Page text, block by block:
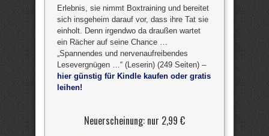
Erlebnis, sie nimmt Boxtraining und bereitet
sich insgeheim darauf vor, dass ihre Tat sie
einholt. Denn irgendwo da draußen wartet
ein Rächer auf seine Chance …
„Spannendes und nervenaufreibendes
Lesevergnügen …“ (Leserin) (249 Seiten) –
hier günstig für Kindle kaufen oder gratis
leihen!
Neuerscheinung: nur 2,99 €